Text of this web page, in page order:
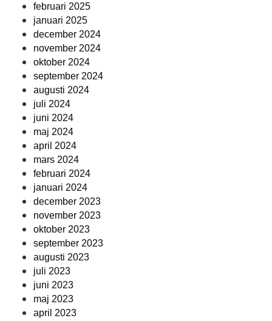
februari 2025
januari 2025
december 2024
november 2024
oktober 2024
september 2024
augusti 2024
juli 2024
juni 2024
maj 2024
april 2024
mars 2024
februari 2024
januari 2024
december 2023
november 2023
oktober 2023
september 2023
augusti 2023
juli 2023
juni 2023
maj 2023
april 2023